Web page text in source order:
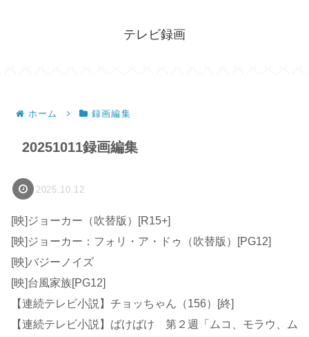
テレビ録画
ホーム 録画編集
20251011録画編集
2025.10.12
[映]ジョーカー（吹替版）[R15+]
[映]ジョーカー：フォリ・ア・ドゥ（吹替版）[PG12]
[映]バジーノイズ
[映]台風家族[PG12]
【連続テレビ小説】チョッちゃん（156）[終]
【連続テレビ小説】ばけばけ 第２週「ムコ、モラウ、ム